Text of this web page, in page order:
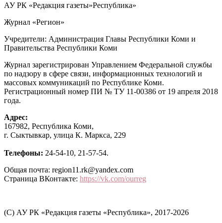
АУ РК «Редакция газеты»Республика»
Журнал «Регион»
Учредители: Администрация Главы Республики Коми и
Правительства Республики Коми
Журнал зарегистрирован Управлением Федеральной службы
по надзору в сфере связи, информационных технологий и
массовых коммуникаций по Республике Коми.
Регистрационный номер ПИ № ТУ 11-00386 от 19 апреля 2018
года.
Адрес:
167982, Республика Коми,
г. Сыктывкар, улица К. Маркса, 229
Телефоны: 24-54-10, 21-57-54.
Общая почта: region11.rk@yandex.com
Страница ВКонтакте: https://vk.com/ourreg
(C) АУ РК «Редакция газеты «Республика», 2017-2026